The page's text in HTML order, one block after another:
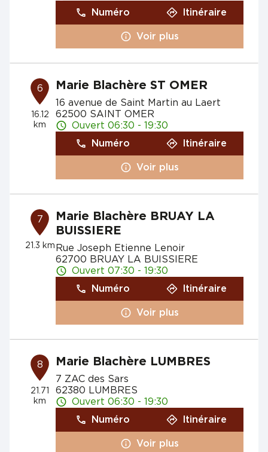
Numéro
Itinéraire
Voir plus
6
16.12
km
Marie Blachère ST OMER
16 avenue de Saint Martin au Laert
62500 SAINT OMER
Ouvert 06:30 - 19:30
Numéro
Itinéraire
Voir plus
7
21.3 km
Marie Blachère BRUAY LA
BUISSIERE
Rue Joseph Etienne Lenoir
62700 BRUAY LA BUISSIERE
Ouvert 07:30 - 19:30
Numéro
Itinéraire
Voir plus
8
21.71
km
Marie Blachère LUMBRES
7 ZAC des Sars
62380 LUMBRES
Ouvert 06:30 - 19:30
Numéro
Itinéraire
Voir plus